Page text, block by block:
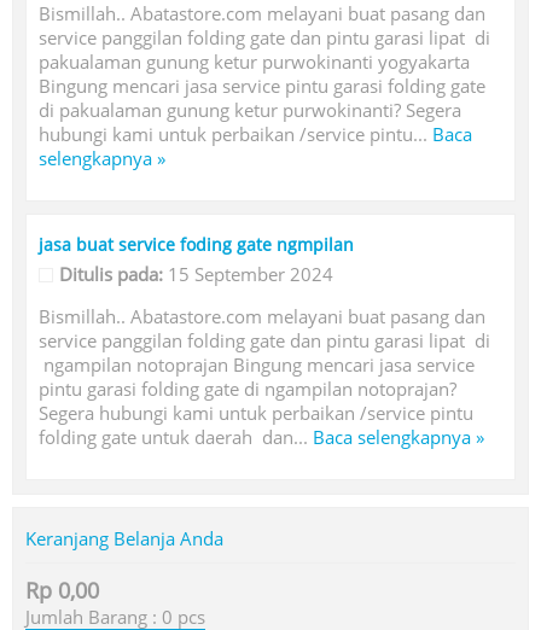
Bismillah.. Abatastore.com melayani buat pasang dan
service panggilan folding gate dan pintu garasi lipat di
pakualaman gunung ketur purwokinanti yogyakarta
Bingung mencari jasa service pintu garasi folding gate
di pakualaman gunung ketur purwokinanti? Segera
hubungi kami untuk perbaikan /service pintu... Baca
selengkapnya »
jasa buat service foding gate ngmpilan
Ditulis pada: 15 September 2024
Bismillah.. Abatastore.com melayani buat pasang dan
service panggilan folding gate dan pintu garasi lipat di
ngampilan notoprajan Bingung mencari jasa service
pintu garasi folding gate di ngampilan notoprajan?
Segera hubungi kami untuk perbaikan /service pintu
folding gate untuk daerah dan... Baca selengkapnya »
Keranjang Belanja Anda
Rp 0,00
Jumlah Barang : 0 pcs